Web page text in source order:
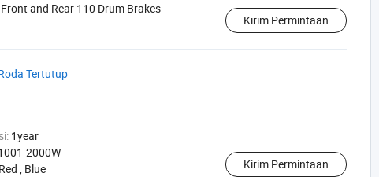
Front and Rear 110 Drum Brakes
Kirim Permintaan
Tertutup
1year
2000W
Red , Blue Kirim Permintaan